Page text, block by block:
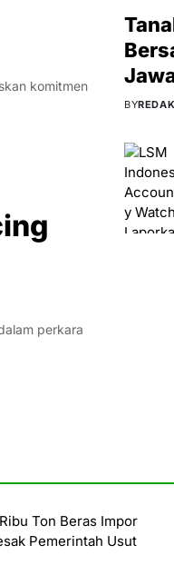
komitmen
perkara
BY